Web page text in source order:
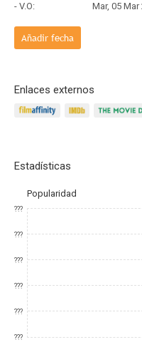
- V.O:
Mar, 05 Mar 2019
Añadir fecha
Enlaces externos
Estadísticas
Popularidad
???
???
???
???
???
???